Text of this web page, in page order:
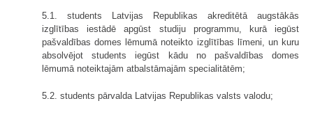
5.1. students Latvijas Republikas akreditētā augstākās
izglītības iestādē apgūst studiju programmu, kurā iegūst
pašvaldības domes lēmumā noteikto izglītības līmeni, un kuru
absolvējot students iegūst kādu no pašvaldības domes
lēmumā noteiktajām atbalstāmajām specialitātēm;
5.2. students pārvalda Latvijas Republikas valsts valodu;